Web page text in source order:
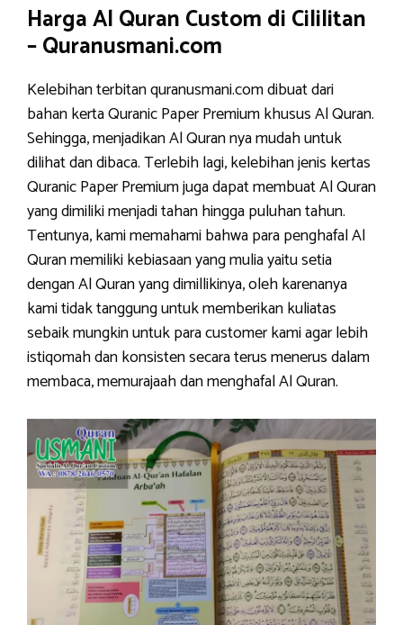
Harga Al Quran Custom di Cililitan
– Quranusmani.com
Kelebihan terbitan quranusmani.com dibuat dari
bahan kerta Quranic Paper Premium khusus Al Quran.
Sehingga, menjadikan Al Quran nya mudah untuk
dilihat dan dibaca. Terlebih lagi, kelebihan jenis kertas
Quranic Paper Premium juga dapat membuat Al Quran
yang dimiliki menjadi tahan hingga puluhan tahun.
Tentunya, kami memahami bahwa para penghafal Al
Quran memiliki kebiasaan yang mulia yaitu setia
dengan Al Quran yang dimillikinya, oleh karenanya
kami tidak tanggung untuk memberikan kuliatas
sebaik mungkin untuk para customer kami agar lebih
istiqomah dan konsisten secara terus menerus dalam
membaca, memurajaah dan menghafal Al Quran.